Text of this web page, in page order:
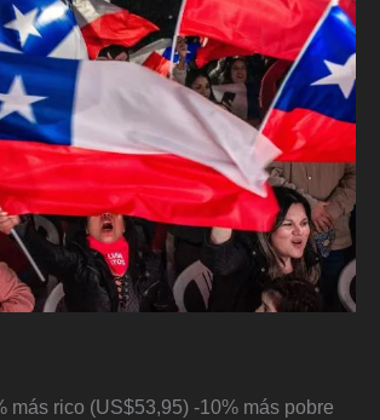
más rico (US$53,95) -10% más pobre